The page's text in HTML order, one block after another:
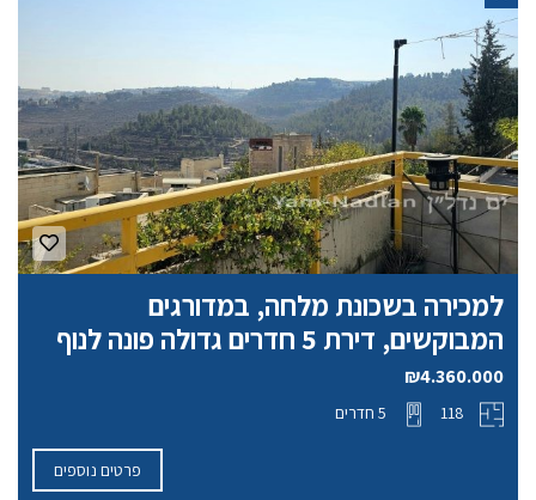
למכירה בשכונת מלחה, במדורגים
המבוקשים, דירת 5 חדרים גדולה פונה לנוף
₪4.360.000
118 5 חדרים
פרטים נוספים